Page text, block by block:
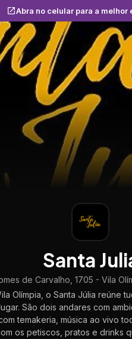
Abra no celular para a melhor
Santa
de Carvalho, 1705 - Vila
Olímpia, o Santa Júlia reúne
São dois andares com
temakeria, música ao vivo
os petiscos, pratos e drinks